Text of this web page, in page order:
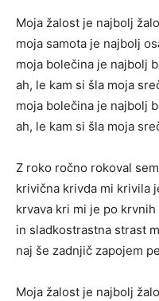
Moja žalost je najbolj
moja samota je najbolj
moja bolečina je najbolj
ah, le kam si šla moja
moja bolečina je najbolj
ah, le kam si šla moja
Z roko ročno rokoval
krivična krivda mi krivila
krvava kri mi je po
in sladkostrastna strast
naj še zadnjič zapojem
Moja žalost je najbolj